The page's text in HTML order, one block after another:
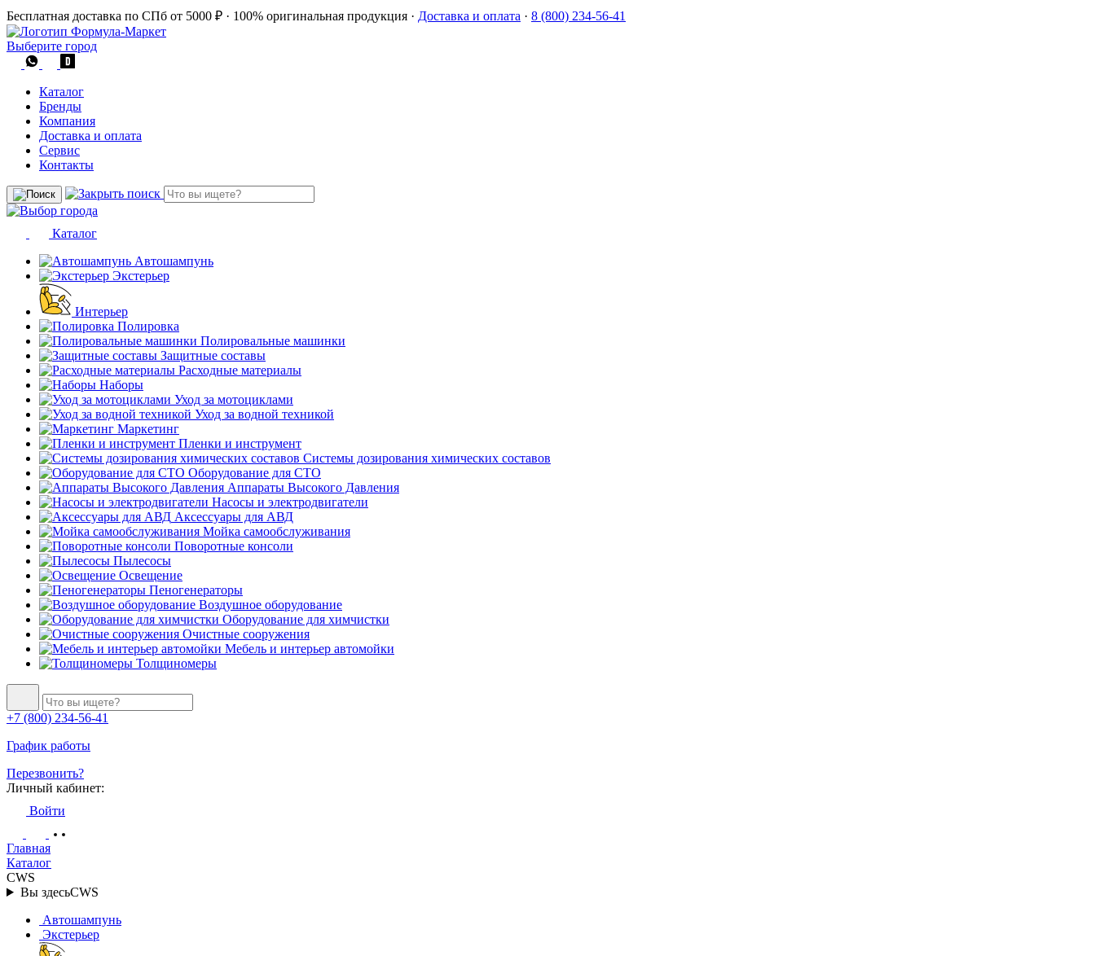
Бесплатная доставка по СПб от 5000 ₽ · 100% оригинальная продукция · Доставка и оплата · 8 (800) 234-56-41
Выберите город
Каталог
Бренды
Компания
Доставка и оплата
Сервис
Контакты
Каталог
Автошампунь
Экстерьер
Интерьер
Полировка
Полировальные машинки
Защитные составы
Расходные материалы
Наборы
Уход за мотоциклами
Уход за водной техникой
Маркетинг
Пленки и инструмент
Системы дозирования химических составов
Оборудование для СТО
Аппараты Высокого Давления
Насосы и электродвигатели
Аксессуары для АВД
Мойка самообслуживания
Поворотные консоли
Пылесосы
Освещение
Пеногенераторы
Воздушное оборудование
Оборудование для химчистки
Очистные сооружения
Мебель и интерьер автомойки
Толщиномеры
+7 (800) 234-56-41
График работы
Перезвонить?
Личный кабинет:
Войти
Главная
Каталог
CWS
Вы здесьCWS
Автошампунь
Экстерьер